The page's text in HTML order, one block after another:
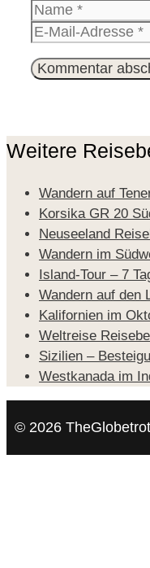
Name
Weitere
Wandern auf
Korsika GR 20
Neuseeland
Wandern im
Island-Tour – 7
Wandern auf den
Kalifornien im
Weltreise
Sizilien –
Westkanada im
© 2026